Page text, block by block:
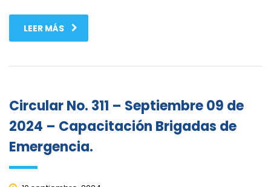
LEER MÁS
Circular No. 311 – Septiembre 09 de
2024 – Capacitación Brigadas de
Emergencia.